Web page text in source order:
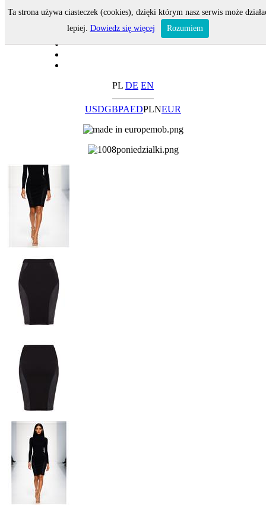
PL DE EN
USDGBPAEDPLNEUR
Ta strona używa ciasteczek (cookies), dzięki którym nasz serwis może
lepiej. Dowiedz się więcej Rozumiem